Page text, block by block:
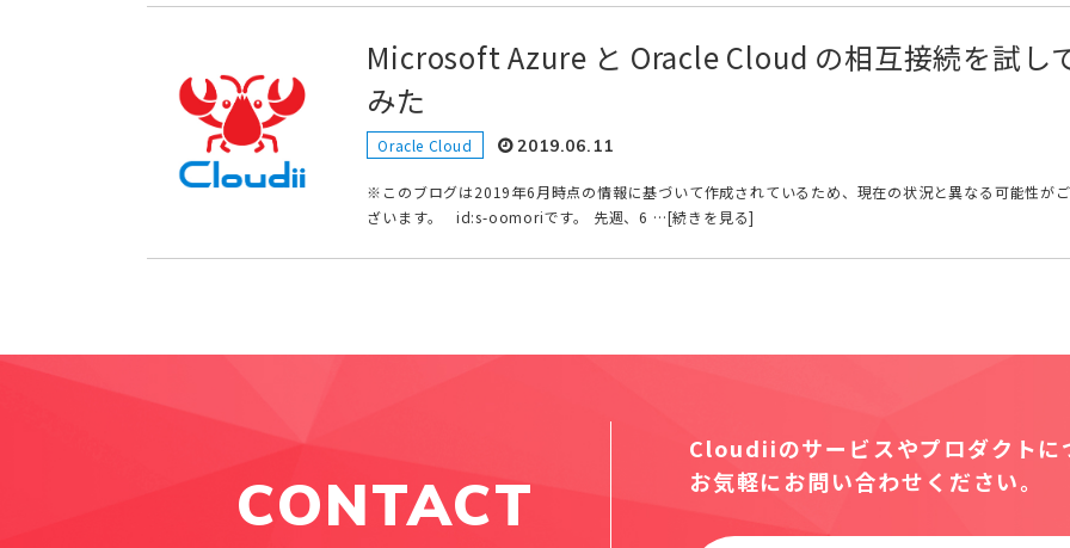
Microsoft Azure と Oracle Cloud の相互接続を試し
みた
Oracle Cloud 2019.06.11
※このブログは2019年6月時点の情報に基づいて作成されているため、現在の状況と異なる可能性がご
ざいます。 id:s-oomoriです。 先週、6 …[続きを見る]
CONTACT
Cloudiiのサービスやプロダクトに
お気軽にお問い合わせください。